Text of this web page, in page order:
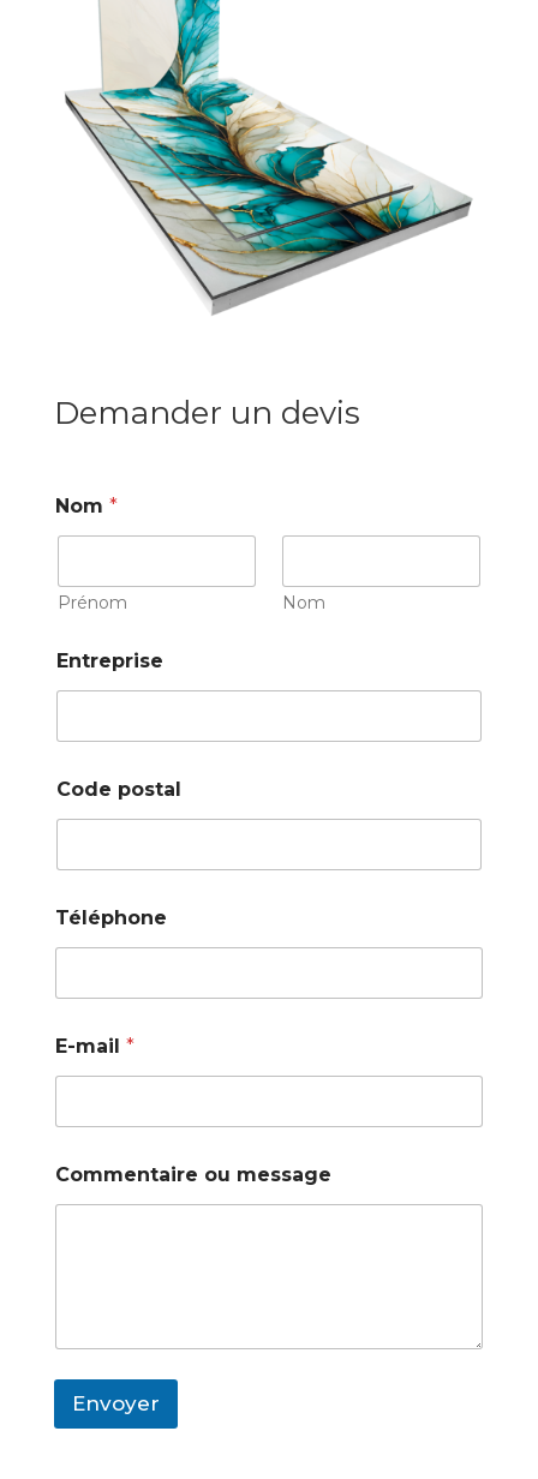
Demander un devis
Nom *
Prénom Nom
Entreprise
Code postal
Téléphone
E-mail *
Commentaire ou message
Envoyer